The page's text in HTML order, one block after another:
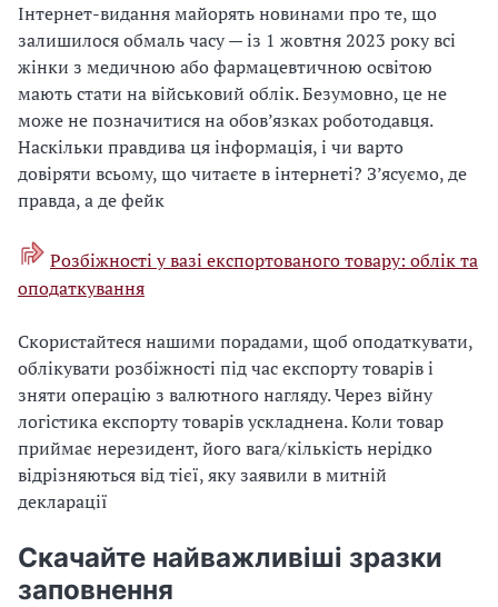
Інтернет-видання майорять новинами про те, що
залишилося обмаль часу — із 1 жовтня 2023 року всі
жінки з медичною або фармацевтичною освітою
мають стати на військовий облік. Безумовно, це не
може не позначитися на обов’язках роботодавця.
Наскільки правдива ця інформація, і чи варто
довіряти всьому, що читаєте в інтернеті? З’ясуємо, де
правда, а де фейк
Розбіжності у вазі експортованого товару: облік та
оподаткування
Скористайтеся нашими порадами, щоб оподаткувати,
облікувати розбіжності під час експорту товарів і
зняти операцію з валютного нагляду. Через війну
логістика експорту товарів ускладнена. Коли товар
приймає нерезидент, його вага/кількість нерідко
відрізняються від тієї, яку заявили в митній
декларації
Скачайте найважливіші зразки
заповнення